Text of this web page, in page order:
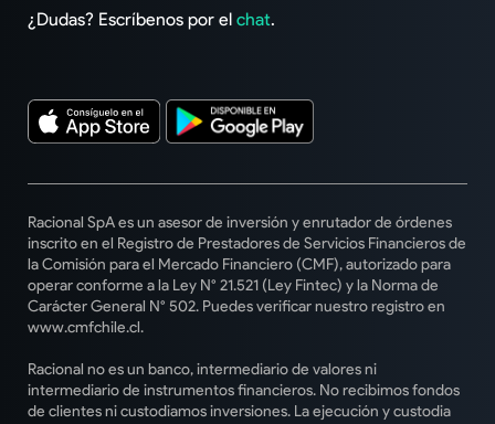
¿Dudas? Escríbenos por el chat.
Racional SpA es un asesor de inversión y enrutador de órdenes
inscrito en el Registro de Prestadores de Servicios Financieros de
la Comisión para el Mercado Financiero (CMF), autorizado para
operar conforme a la Ley N° 21.521 (Ley Fintec) y la Norma de
Carácter General N° 502. Puedes verificar nuestro registro en
www.cmfchile.cl.
Racional no es un banco, intermediario de valores ni
intermediario de instrumentos financieros. No recibimos fondos
de clientes ni custodiamos inversiones. La ejecución y custodia